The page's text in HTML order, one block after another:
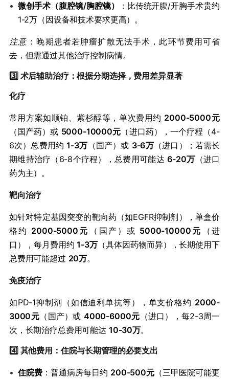
• ​微创手术（腹腔镜/胸腔镜）​
​：比传统开腹/开胸手术贵约
1-2万（因设备和技术要求更高）。
注意 ：晚期患者若肿瘤扩散无法手术，此环节费用可省
去，但需通过其他治疗控制病情。
3️⃣ ​ ​术后辅助治疗：根据分期选择，费用差异显著​
化疗
常用方案如顺铂、紫杉醇等，单次费用约 ​ ​2000-5000元​
（国产药）或 ​ ​5000-10000元​ ​（进口药），一个疗程（4-
6次）总费用约 ​​1-3万​ ​（国产）或 ​ ​3-6万​​（进口）；若需长
期维持治疗（6-8个疗程），总费用可能达 ​​6-20万​ ​（进口
药为主）。
靶向治疗
如针对特定基因突变的靶向药（如EGFR抑制剂），单盒价
格约 ​ ​2000-5000元​ ​（国产）或 ​ ​5000-10000元​ ​（进
口），每月费用约 ​​1-3万​​（具体因药物而异），长期使用下
总费用可能超过 ​ ​20万​​。
免疫治疗
如PD-1抑制剂（如信迪利单抗等），单支价格约 ​ ​2000-
3000元​​（国产）或 ​ ​4000-6000元​ ​（进口），每2-3周一
次，长期治疗总费用可能达 ​ ​10-30万​​。
4️⃣ ​ ​其他费用：住院与长期管理的必要支出​
• ​住院费​​：普通病房每日约 ​ ​200-500元​ ​（三甲医院可能更